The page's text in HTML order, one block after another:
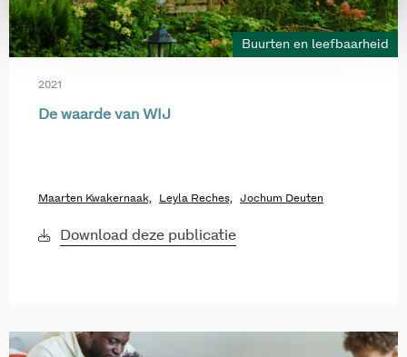
Buurten en leefbaarheid
2021
De waarde van WIJ
Maarten Kwakernaak, Leyla Reches, Jochum Deuten
Download deze publicatie